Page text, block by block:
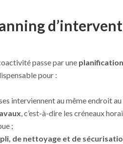
passe par une
pour :
interviennent au même endroit
, c’est-à-dire les créneaux
;
de nettoyage et de